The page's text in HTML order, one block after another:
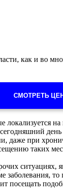
как и во
СМОТРЕТЬ
локализуется
даже при
таких
ситуациях,
посещать